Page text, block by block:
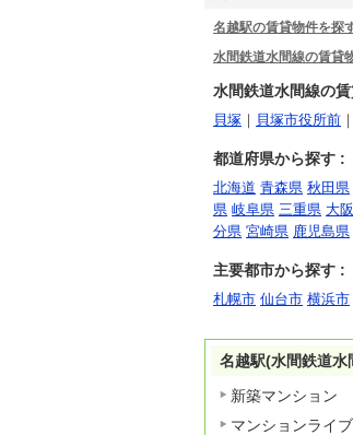
名越駅の賃貸物件を探
水間鉄道水間線の賃貸
水間鉄道水間線の
貝塚 ｜ 貝塚市役所前 ｜
都道府県から探す :
北海道 青森県 秋田県
県 岐阜県 三重県 大
分県 宮崎県 鹿児島県
主要都市から探す :
札幌市 仙台市 横浜市
名越駅(水間鉄道
新築マンション
マンションライ